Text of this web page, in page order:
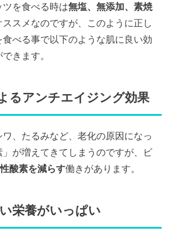
ツを食べる時は無塩、無添加、素焼
スメなのですが、このように正し
食べる事で以下のような肌に良い効
きます。
るアンチエイジング効果
、たるみなど、老化の原因になっ
が増えてきてしまうのですが、ビ
酸素を減らす働きがあります。
栄養がいっぱい